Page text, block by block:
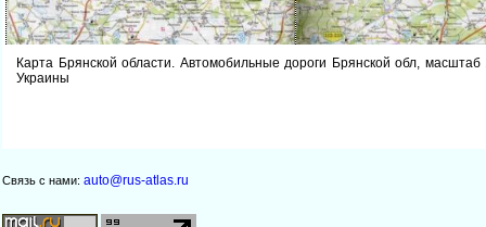
Карта Брянской области. Автомобильные дороги Брянской обл,
Украины
Связь с нами: auto@rus-atlas.ru